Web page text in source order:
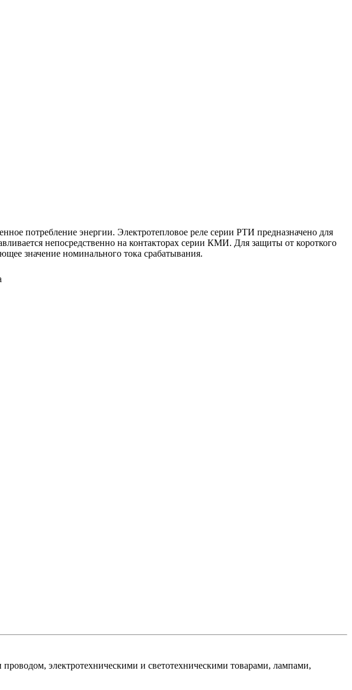
потребление энергии. Электротепловое реле серии РТИ предназначено для
непосредственно на контакторах серии КМИ. Для защиты от короткого
значение номинального тока срабатывания.
электротехническими и светотехническими товарами, лампами,